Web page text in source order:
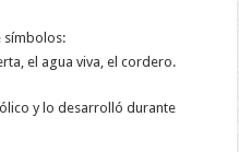
símbolos:
el agua viva, el cordero.
y lo desarrolló durante